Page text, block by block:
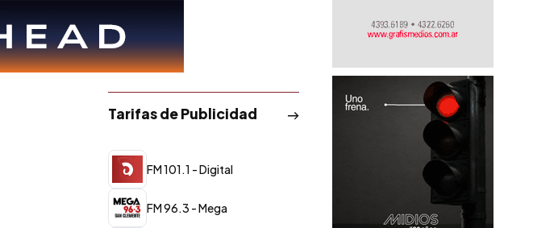
Tarifas de Publicidad
FM 101.1 - Digital
FM 96.3 - Mega